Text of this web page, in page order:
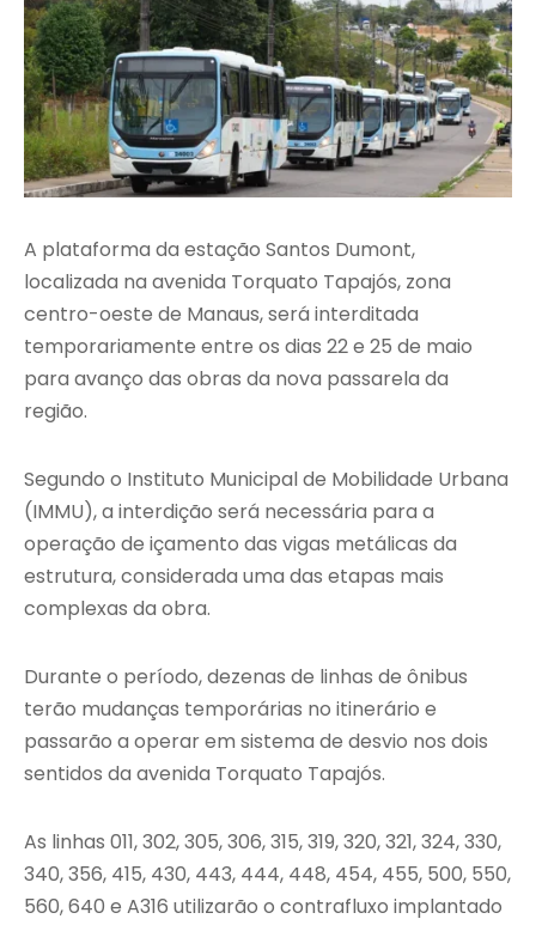
A plataforma da estação Santos Dumont,
localizada na avenida Torquato Tapajós, zona
centro-oeste de Manaus, será interditada
temporariamente entre os dias 22 e 25 de maio
para avanço das obras da nova passarela da
região.
Segundo o Instituto Municipal de Mobilidade Urbana
(IMMU), a interdição será necessária para a
operação de içamento das vigas metálicas da
estrutura, considerada uma das etapas mais
complexas da obra.
Durante o período, dezenas de linhas de ônibus
terão mudanças temporárias no itinerário e
passarão a operar em sistema de desvio nos dois
sentidos da avenida Torquato Tapajós.
As linhas 011, 302, 305, 306, 315, 319, 320, 321, 324, 330,
340, 356, 415, 430, 443, 444, 448, 454, 455, 500, 550,
560, 640 e A316 utilizarão o contrafluxo implantado